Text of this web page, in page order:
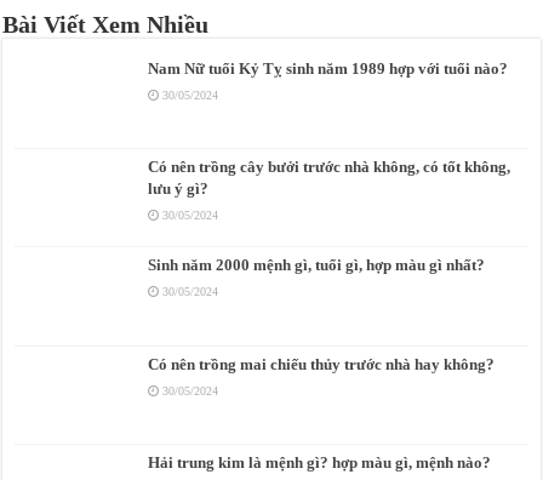
Bài Viết Xem Nhiều
Nam Nữ tuổi Kỷ Tỵ sinh năm 1989 hợp với tuổi nào?
30/05/2024
Có nên trồng cây bưởi trước nhà không, có tốt không,
lưu ý gì?
30/05/2024
Sinh năm 2000 mệnh gì, tuổi gì, hợp màu gì nhất?
30/05/2024
Có nên trồng mai chiếu thủy trước nhà hay không?
30/05/2024
Hải trung kim là mệnh gì? hợp màu gì, mệnh nào?